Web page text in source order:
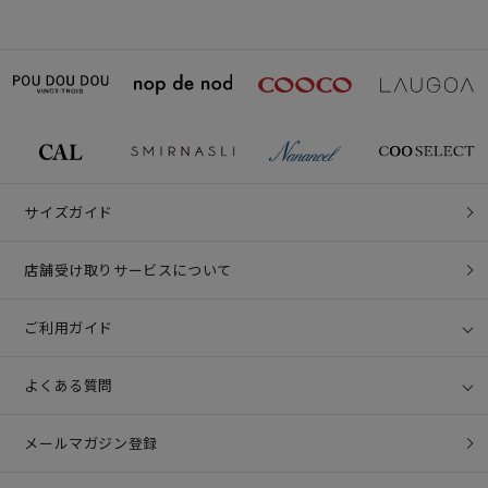
サイズガイド
店舗受け取りサービスについて
ご利用ガイド
よくある質問
メールマガジン登録